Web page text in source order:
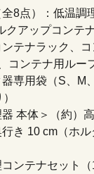
8点）：低温調
クアップコンテ
テナラック、
コンテナ用ルー
専用袋（S、M
器 本体＞（約）
き 10 cm（ホ
コンテナセット